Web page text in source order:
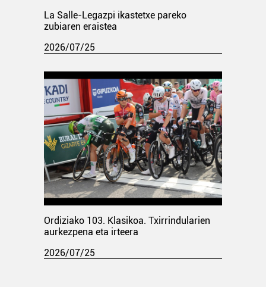
La Salle-Legazpi ikastetxe pareko
zubiaren eraistea
2026/07/25
Ordiziako 103. Klasikoa. Txirrindularien
aurkezpena eta irteera
2026/07/25